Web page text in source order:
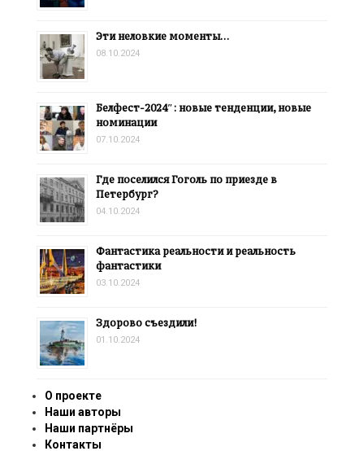
Эти неловкие моменты…
08.10.2024
Белфест-2024″: новые тенденции, новые
номинации
07.10.2024
Где поселился Гоголь по приезде в
Петербург?
04.10.2024
Фантастика реальности и реальность
фантастики
03.10.2024
Здорово съездили!
01.10.2024
О проекте
Наши авторы
Наши партнёры
Контакты